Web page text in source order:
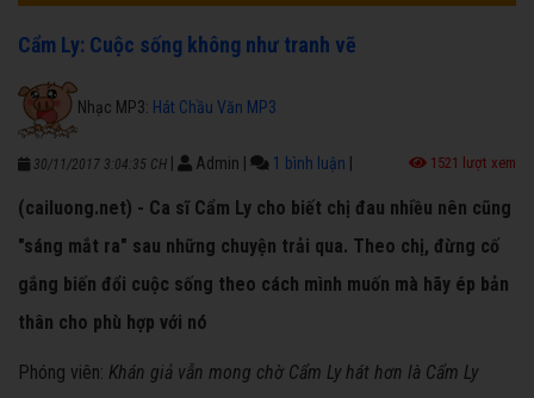
Cẩm Ly: Cuộc sống không như tranh vẽ
Nhạc MP3: Hát Chầu Văn MP3
30/11/2017 3:04:35 CH Admin 1 bình luận 1521 lượt xem
(cailuong.net) - Ca sĩ Cẩm Ly cho biết chị đau nhiều nên cũng
"sáng mắt ra" sau những chuyện trải qua. Theo chị, đừng cố
gắng biến đổi cuộc sống theo cách mình muốn mà hãy ép bản
thân cho phù hợp với nó
Phóng viên: Khán giả vẫn mong chờ Cẩm Ly hát hơn là Cẩm Ly